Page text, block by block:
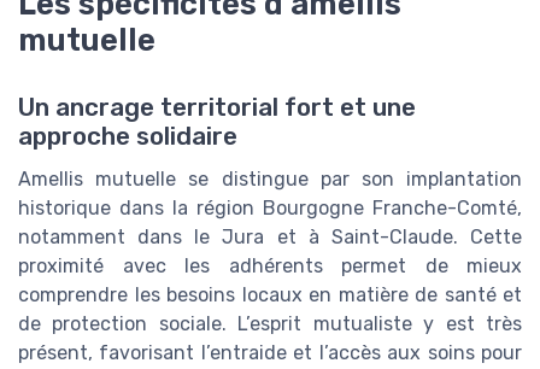
mutuelle
Un ancrage territorial fort et une
approche solidaire
Amellis mutuelle se distingue par son implantation
historique dans la région Bourgogne Franche-Comté,
notamment dans le Jura et à Saint-Claude. Cette
proximité avec les adhérents permet de mieux
comprendre les besoins locaux en matière de santé et
de protection sociale. L’esprit mutualiste y est très
présent, favorisant l’entraide et l’accès aux soins pour